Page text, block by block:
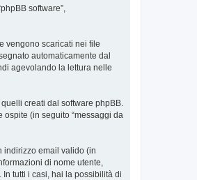
software”,
vengono scaricati nei file
automaticamente dal
agevolando la lettura nelle
creati dal software phpBB.
(in seguito “messaggi da
indirizzo email valido (in
di nome utente,
tutti i casi, hai la possibilità di